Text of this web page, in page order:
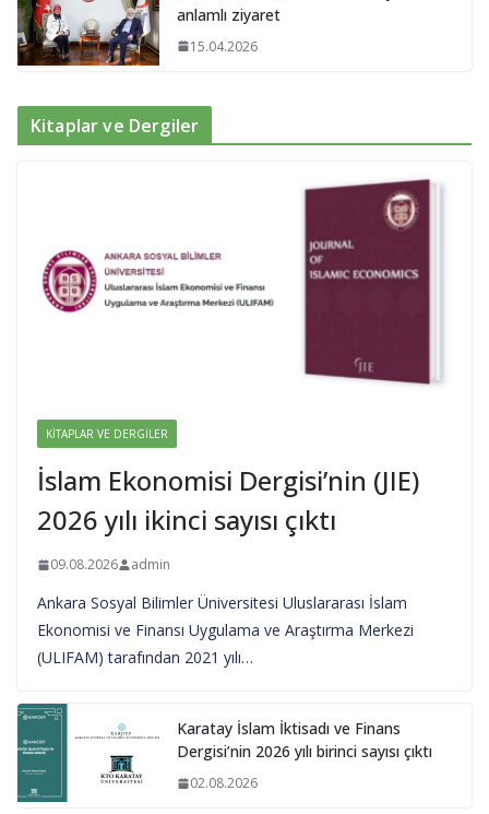
anlamlı ziyaret
15.04.2026
Kitaplar ve Dergiler
KITAPLAR VE DERGILER
İslam Ekonomisi Dergisi’nin (JIE)
2026 yılı ikinci sayısı çıktı
09.08.2026 admin
Ankara Sosyal Bilimler Üniversitesi Uluslararası İslam
Ekonomisi ve Finansı Uygulama ve Araştırma Merkezi
(ULIFAM) tarafından 2021 yılı…
Karatay İslam İktisadı ve Finans
Dergisi’nin 2026 yılı birinci sayısı çıktı
02.08.2026